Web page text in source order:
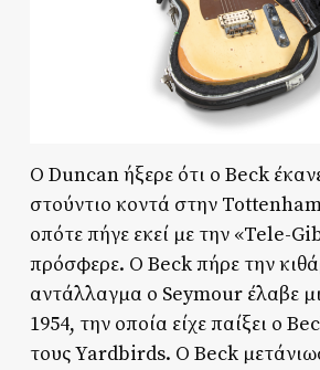
Ο Duncan ήξερε ότι ο Beck
στούντιο κοντά στην
οπότε πήγε εκεί με την «Tele-
πρόσφερε. Ο Beck πήρε την
αντάλλαγμα ο Seymour έλαβε
1954, την οποία είχε παίξει ο
τους Yardbirds. Ο Beck